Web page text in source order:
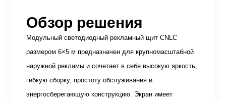
Обзор решения
Модульный светодиодный рекламный щит CNLC
размером 6×5 м предназначен для крупномасштабной
наружной рекламы и сочетает в себе высокую яркость,
гибкую сборку, простоту обслуживания и
энергосберегающую конструкцию. Экран имеет